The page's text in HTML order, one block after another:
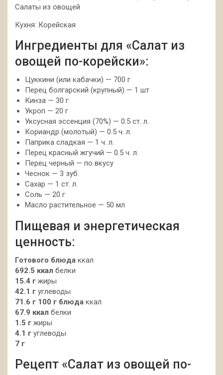
Салаты из овощей
Кухня: Корейская
Ингредиенты для «Салат из
овощей по-корейски»:
Цуккини (или кабачки) — 700 г
Перец болгарский (крупный) — 1 шт
Кинза — 30 г
Укроп — 20 г
Уксусная эссенция (70%) — 0.5 ст. л.
Кориандр (молотый) — 0.5 ч. л.
Паприка сладкая — 1 ч. л.
Перец красный жгучий — 0.5 ч. л.
Перец черный — по вкусу
Чеснок — 3 зуб.
Сахар — 1 ст. л.
Соль — 20 г
Масло растительное — 50 мл
Пищевая и энергетическая
ценность:
Готового блюда ккал
692.5 ккал белки
15.4 г жиры
42.1 г углеводы
71.6 г 100 г блюда ккал
67.9 ккал белки
1.5 г жиры
4.1 г углеводы
7 г
Рецепт «Салат из овощей по-